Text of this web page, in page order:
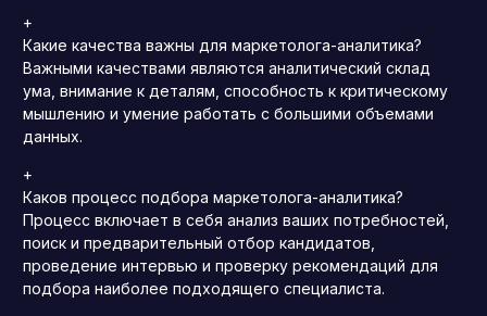
+
Какие качества важны для маркетолога-аналитика?
Важными качествами являются аналитический склад
ума, внимание к деталям, способность к критическому
мышлению и умение работать с большими объемами
данных.
+
Каков процесс подбора маркетолога-аналитика?
Процесс включает в себя анализ ваших потребностей,
поиск и предварительный отбор кандидатов,
проведение интервью и проверку рекомендаций для
подбора наиболее подходящего специалиста.